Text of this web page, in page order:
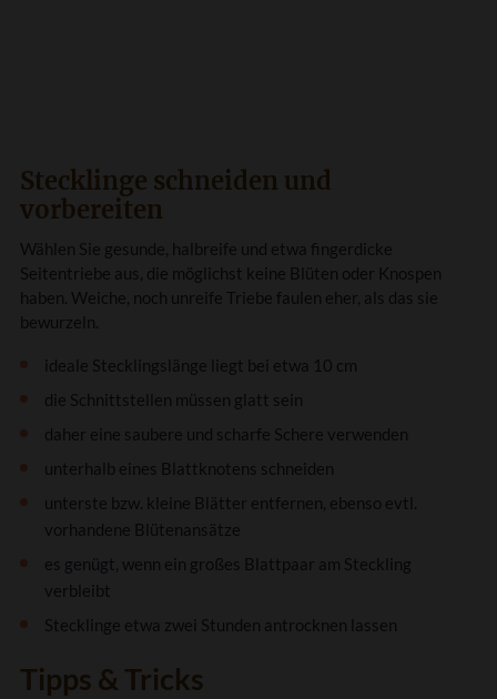
Stecklinge schneiden und
vorbereiten
Wählen Sie gesunde, halbreife und etwa fingerdicke
Seitentriebe aus, die möglichst keine Blüten oder Knospen
haben. Weiche, noch unreife Triebe faulen eher, als das sie
bewurzeln.
ideale Stecklingslänge liegt bei etwa 10 cm
die Schnittstellen müssen glatt sein
daher eine saubere und scharfe Schere verwenden
unterhalb eines Blattknotens schneiden
unterste bzw. kleine Blätter entfernen, ebenso evtl.
vorhandene Blütenansätze
es genügt, wenn ein großes Blattpaar am Steckling
verbleibt
Stecklinge etwa zwei Stunden antrocknen lassen
Tipps & Tricks